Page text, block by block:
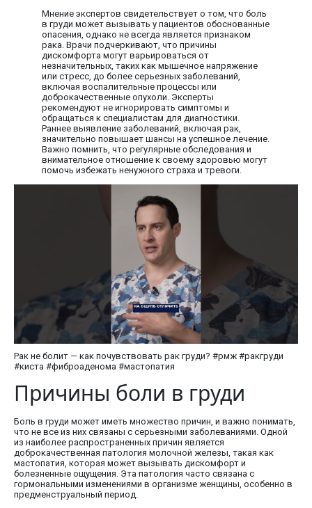
Мнение экспертов свидетельствует о том, что боль
в груди может вызывать у пациентов обоснованные
опасения, однако не всегда является признаком
рака. Врачи подчеркивают, что причины
дискомфорта могут варьироваться от
незначительных, таких как мышечное напряжение
или стресс, до более серьезных заболеваний,
включая воспалительные процессы или
доброкачественные опухоли. Эксперты
рекомендуют не игнорировать симптомы и
обращаться к специалистам для диагностики.
Раннее выявление заболеваний, включая рак,
значительно повышает шансы на успешное лечение.
Важно помнить, что регулярные обследования и
внимательное отношение к своему здоровью могут
помочь избежать ненужного страха и тревоги.
Рак не болит — как почувствовать рак груди? #рмж #ракгруди
#киста #фиброаденома #мастопатия
Причины боли в груди
Боль в груди может иметь множество причин, и важно понимать,
что не все из них связаны с серьезными заболеваниями. Одной
из наиболее распространенных причин является
доброкачественная патология молочной железы, такая как
мастопатия, которая может вызывать дискомфорт и
болезненные ощущения. Эта патология часто связана с
гормональными изменениями в организме женщины, особенно в
предменструальный период.